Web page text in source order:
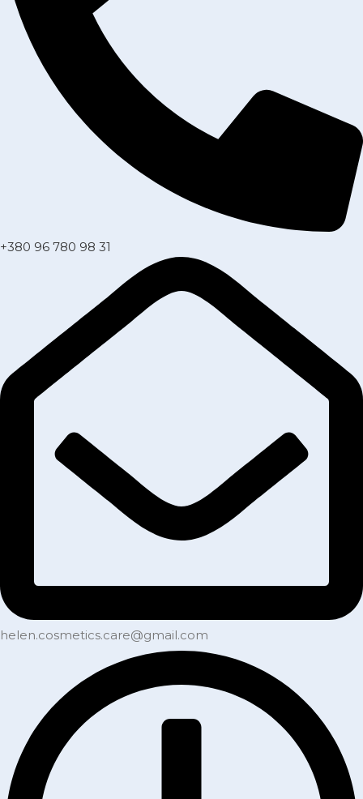
+380 96 780 98 31
helen.cosmetics.care@gmail.com